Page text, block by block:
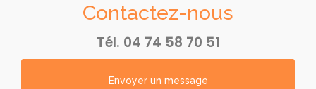
Contactez-nous
Tél. 04 74 58 70 51
Envoyer un message